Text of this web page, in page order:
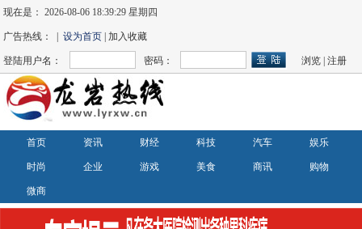
现在是：2026-08-06 18:39:30 星期四
广告热线： |设为首页 | 加入收藏
登陆用户名： 密码： 浏览 |注册
首页 资讯 财经 科技 汽车 娱乐
时尚 企业 游戏 美食 商讯 购物
微商